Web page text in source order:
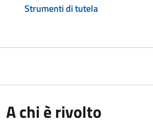
Strumenti di tutela
A chi è rivolto